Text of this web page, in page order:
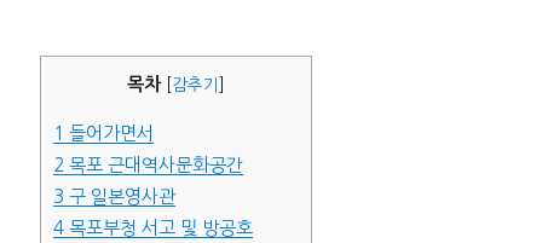
목차 감추기
1 들어가면서
2 목포 근대역사문화공간
3 구 일본영사관
4목포부청 서고 및 방공호